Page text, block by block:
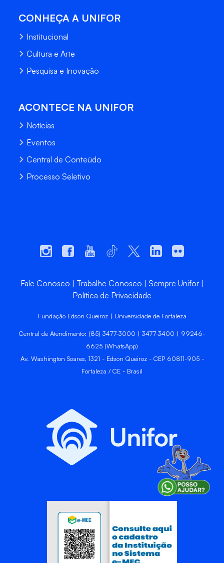
CONHEÇA A UNIFOR
Institucional
Cultura e Arte
Pesquisa e Inovação
ACONTECE NA UNIFOR
Notícias
Eventos
Central de Conteúdo
Processo Seletivo
Fale Conosco Trabalhe Conosco
Sempre Unifor
Política de Privacidade
Fundação Edson Queiroz | Universidade de Fortaleza
Central de Atendimento: (85) 3477-3000 | 3477-3400 | 99246-
6625 (WhatsApp)
Av. Washington Soares, 1321 - Edson Queiroz - CEP 60811-905 -
Fortaleza / CE - Brasil